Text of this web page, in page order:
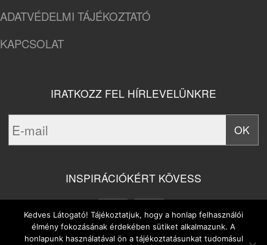
ADATVÉDELMI TÁJÉKOZTATÓ
KAPCSOLAT
IRATKOZZ FEL HÍRLEVELÜNKRE
INSPIRÁCIÓKÉRT KÖVESS
Kedves Látogató! Tájékoztatjuk, hogy a honlap felhasználói
élmény fokozásának érdekében sütiket alkalmazunk. A
honlapunk használatával ön a tájékoztatásunkat tudomásul